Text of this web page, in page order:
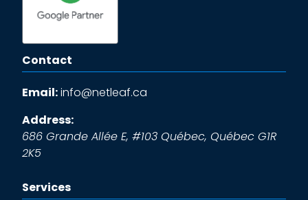
Contact
Email:info@netleaf.ca
Address:
686 Grande Allée E, #103 Québec, Québec G1R
2K5
Services